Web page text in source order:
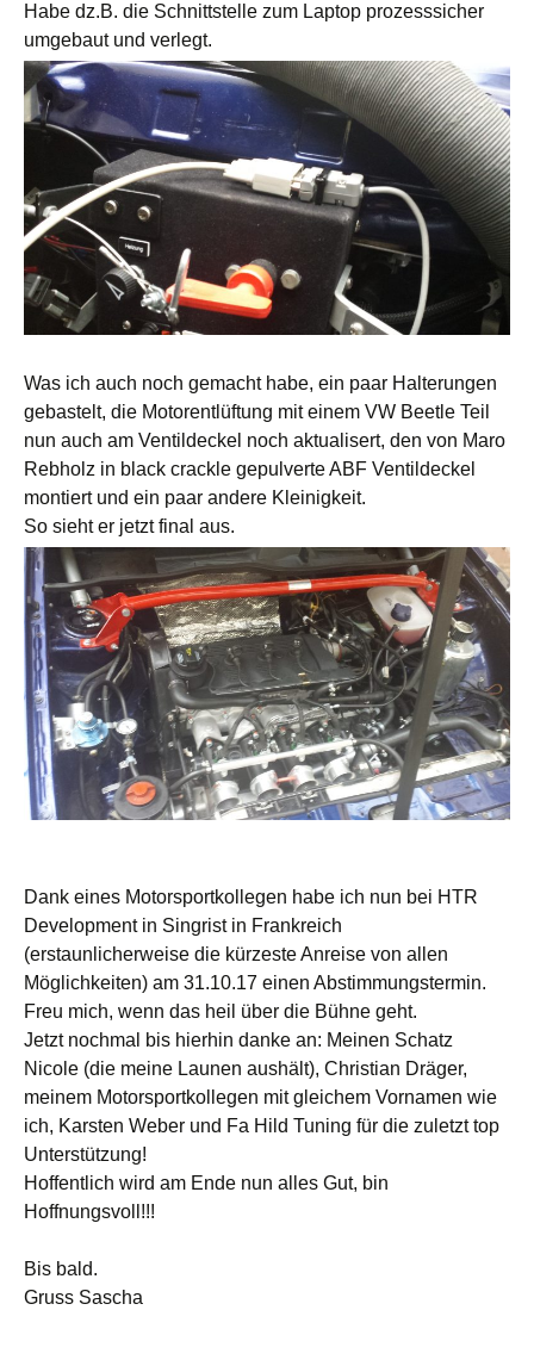
Habe dz.B. die Schnittstelle zum Laptop prozesssicher
umgebaut und verlegt.
Was ich auch noch gemacht habe, ein paar Halterungen
gebastelt, die Motorentlüftung mit einem VW Beetle Teil
nun auch am Ventildeckel noch aktualisert, den von Maro
Rebholz in black crackle gepulverte ABF Ventildeckel
montiert und ein paar andere Kleinigkeit.
So sieht er jetzt final aus.
Dank eines Motorsportkollegen habe ich nun bei HTR
Development in Singrist in Frankreich
(erstaunlicherweise die kürzeste Anreise von allen
Möglichkeiten) am 31.10.17 einen Abstimmungstermin.
Freu mich, wenn das heil über die Bühne geht.
Jetzt nochmal bis hierhin danke an: Meinen Schatz
Nicole (die meine Launen aushält), Christian Dräger,
meinem Motorsportkollegen mit gleichem Vornamen wie
ich, Karsten Weber und Fa Hild Tuning für die zuletzt top
Unterstützung!
Hoffentlich wird am Ende nun alles Gut, bin
Hoffnungsvoll!!!
Bis bald.
Gruss Sascha